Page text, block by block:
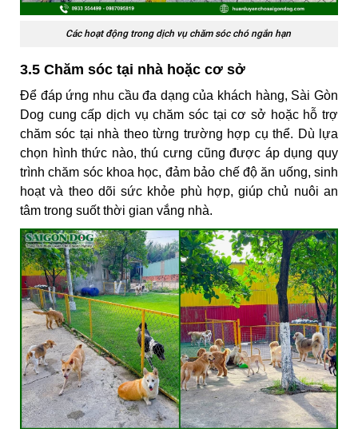
Các hoạt động trong dịch vụ chăm sóc chó ngắn hạn
3.5 Chăm sóc tại nhà hoặc cơ sở
Để đáp ứng nhu cầu đa dạng của khách hàng, Sài Gòn
Dog cung cấp dịch vụ chăm sóc tại cơ sở hoặc hỗ trợ
chăm sóc tại nhà theo từng trường hợp cụ thể. Dù lựa
chọn hình thức nào, thú cưng cũng được áp dụng quy
trình chăm sóc khoa học, đảm bảo chế độ ăn uống, sinh
hoạt và theo dõi sức khỏe phù hợp, giúp chủ nuôi an
tâm trong suốt thời gian vắng nhà.